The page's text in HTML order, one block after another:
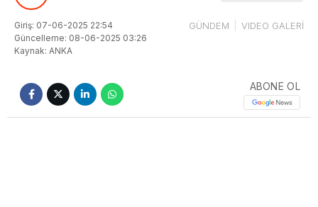
Giriş: 07-06-2025 22:54
Güncelleme: 08-06-2025 03:26
Kaynak: ANKA
GÜNDEM VIDEO GALERİ
ABONE OL